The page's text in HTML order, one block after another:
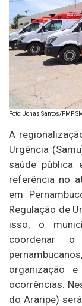
Foto: Jonas Santos/PMP
A
Urgência
saúde pública
referência no
em
Regulação de
isso, o
coordenar
organização
ocorrências.
do Araripe)